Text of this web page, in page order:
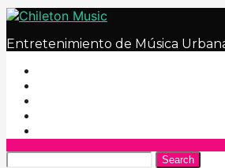
Entretenimiento de Música
Search